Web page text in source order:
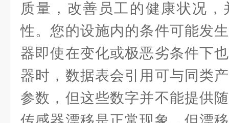
质量，改善员工的健康状况
性。您的设施内的条件可能发
器即使在变化或极恶劣条件下
器时，数据表会引用可与同类
参数，但这些数字并不能提供